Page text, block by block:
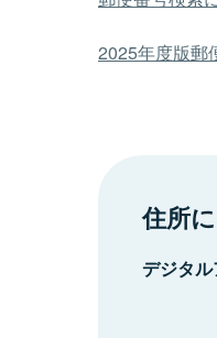
2025年度版郵
住所
デジタ